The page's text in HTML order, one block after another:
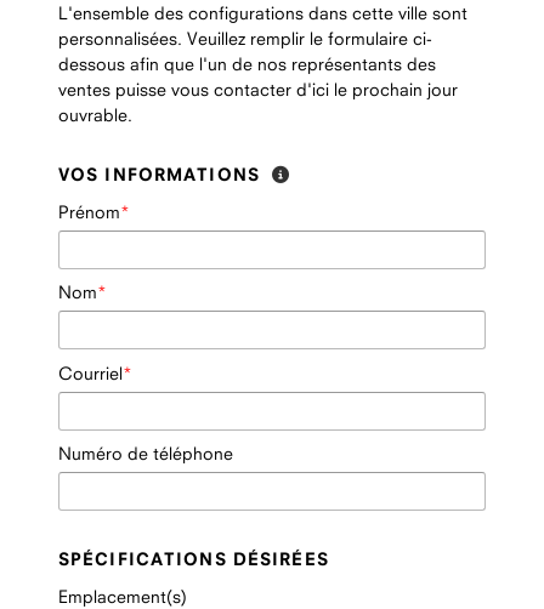
L'ensemble des configurations dans cette ville sont
personnalisées. Veuillez remplir le formulaire ci-
dessous afin que l'un de nos représentants des
ventes puisse vous contacter d'ici le prochain jour
ouvrable.
VOS INFORMATIONS
Prénom
Nom
Courriel
Numéro de téléphone
SPÉCIFICATIONS DÉSIRÉES
Emplacement(s)